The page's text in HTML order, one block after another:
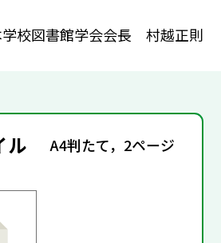
学校図書館学会会長 村越正則
ル A4判たて，2ページ